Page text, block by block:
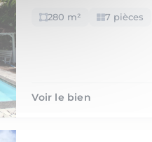
280 m² 7 pièces
Voir le bien